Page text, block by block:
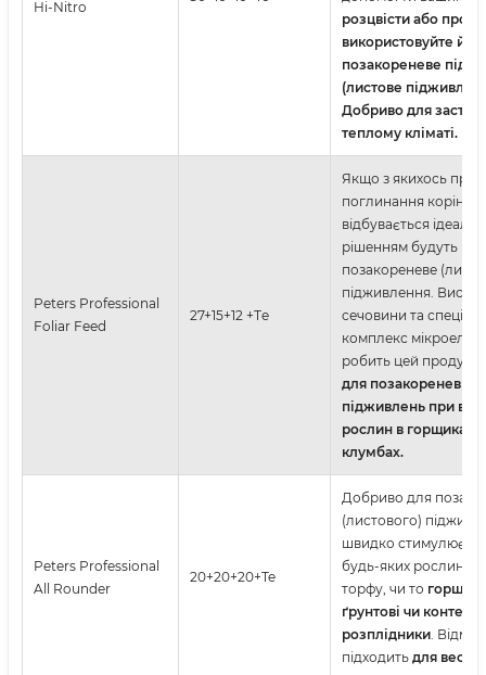
Hi-Nitro
розцвісти або
використовуйте
позакореневе
(листове
Добриво для
теплому кліматі.
Peters Professional
Foliar Feed
27+15+12 +Тe
Якщо з якихось
поглинання
відбувається
рішенням будуть
позакореневе
підживлення.
сечовини та
комплекс
робить цей продукт
для позакореневих
підживлень при
рослин в горщиках і
клумбах.
Peters Professional
All Rounder
20+20+20+Te
Добриво для
(листового)
швидко стимулює
будь-яких рослин на
торфу, чи то
ґрунтові чи
розплідники .
підходить для весни